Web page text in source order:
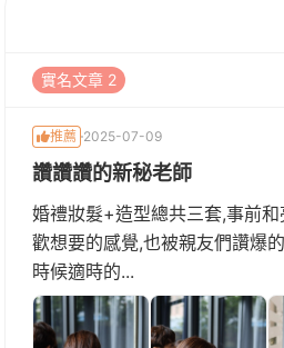
實名文章 2
推薦 2025-07-09
讚讚讚的新秘老師
婚禮妝髮+造型總共三套,事前
歡想要的感覺,也被親友們讚爆
時候適時的...